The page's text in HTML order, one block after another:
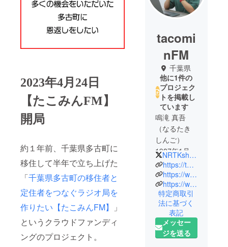
2023年4月24日
【たこみんFM】
開局
約１年前、千葉県多古町に
移住して半年で立ち上げた
「千葉県多古町の移住者と
定住者をつなぐラジオ局を
作りたい【たこみんFM】
」
というクラウドファンディ
ングのプロジェクト。
tacomi
nFM
千葉県
他に1件の
プロジェク
トを掲載し
ています
鳴滝 真吾
（なるたき
しんご）
1987年1月
24日（37
歳）
青森県田子
町出身
千葉県多古
町在住
NRTKshingo
https://tacomin.com/
https://www.youtube.com/channel/UCiHQm60ryZGl_oW2nr1h49g
https://www.instagram.com/nrtkshingo/
特定商取引
法に基づく
表記
メッセー
ジを送る